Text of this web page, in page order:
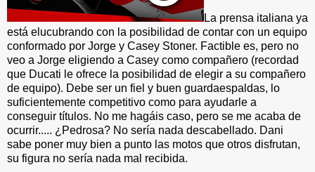
La prensa italiana ya
está elucubrando con la posibilidad de contar con un equipo
conformado por Jorge y Casey Stoner. Factible es, pero no
veo a Jorge eligiendo a Casey como compañero (recordad
que Ducati le ofrece la posibilidad de elegir a su compañero
de equipo). Debe ser un fiel y buen guardaespaldas, lo
suficientemente competitivo como para ayudarle a
conseguir títulos. No me hagáis caso, pero se me acaba de
ocurrir..... ¿Pedrosa? No sería nada descabellado. Dani
sabe poner muy bien a punto las motos que otros disfrutan,
su figura no sería nada mal recibida.